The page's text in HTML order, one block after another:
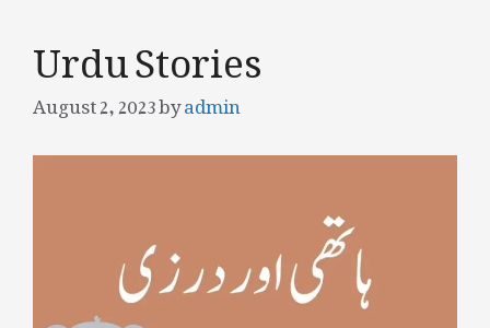
Urdu Stories
August 2, 2023byadmin